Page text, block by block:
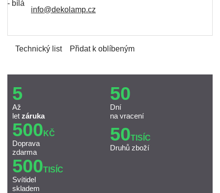
info@dekolamp.cz
Technický list Přidat k oblíbeným
5
Až
let záruka
50
Dní
na vracení
500 KČ
Doprava
zdarma
50TISÍC
Druhů zboží
500TISÍC
Svítidel
skladem